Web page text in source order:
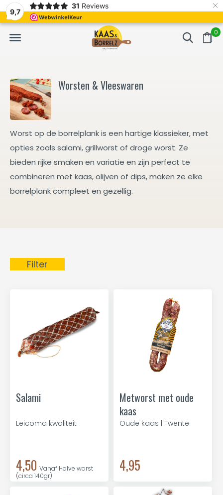
9,7
31 Reviews ×
0
Vaak volgende dag geleverd Gratis bezorgd
Worsten & Vleeswaren
Worst op de borrelplank is een hartige klassieker, met
opties zoals salami, grillworst of droge worst. Ze
bieden rijke smaken en variatie en zijn perfect te
combineren met kaas, olijven of dips, maken ze elke
borrelplank compleet en gezellig.
Filter
Salami
Leicoma kwaliteit
4,50 Vanaf Halve worst
(circa 140gr)
Metworst met oude
kaas
Oude kaas | Twente
4,95